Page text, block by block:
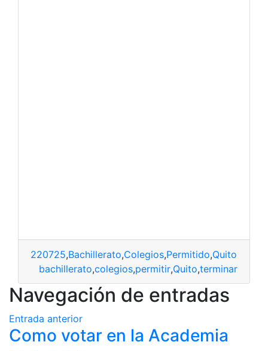
220725,Bachillerato,Colegios,Permitido,Quito
bachillerato,colegios,permitir,Quito,terminar
Navegación de entradas
Entrada anterior
Como votar en la Academia